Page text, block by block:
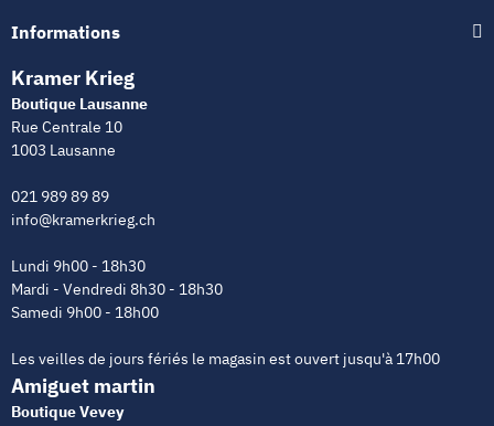
Informations
Kramer Krieg
Boutique Lausanne
Rue Centrale 10
1003 Lausanne
021 989 89 89
info@kramerkrieg.ch
Lundi 9h00 - 18h30
Mardi - Vendredi 8h30 - 18h30
Samedi 9h00 - 18h00
Les veilles de jours fériés le magasin est ouvert jusqu'à 17h00
Amiguet martin
Boutique Vevey